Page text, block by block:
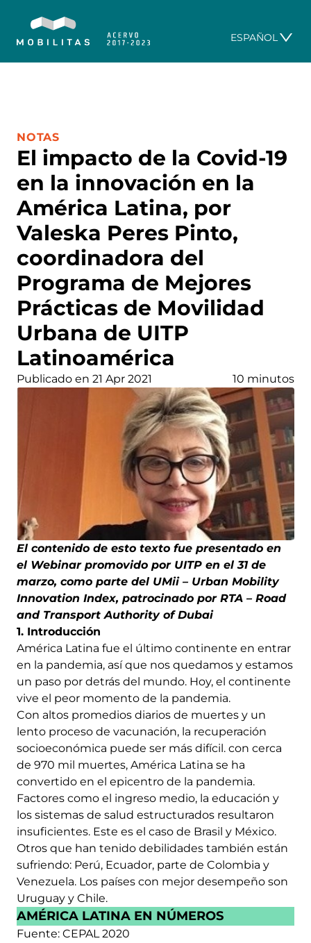
ESPAÑOL
El impacto de la Covid-19
en la innovación en la
América Latina, por
Valeska Peres Pinto,
coordinadora del
Programa de Mejores
Prácticas de Movilidad
Urbana de UITP
Latinoamérica
CATEGORÍA:
NOTAS
Publicado en 21 Apr 2021 10 minutos
El contenido de esto texto fue presentado en
el Webinar promovido por UITP en el 31 de
marzo, como parte del UMii – Urban Mobility
Innovation Index, patrocinado por RTA – Road
and Transport Authority of Dubai
1. Introducción
América Latina fue el último continente en entrar
en la pandemia, así que nos quedamos y estamos
un paso por detrás del mundo. Hoy, el continente
vive el peor momento de la pandemia.
Con altos promedios diarios de muertes y un
lento proceso de vacunación, la recuperación
socioeconómica puede ser más difícil. con cerca
de 970 mil muertes, América Latina se ha
convertido en el epicentro de la pandemia.
Factores como el ingreso medio, la educación y
los sistemas de salud estructurados resultaron
insuficientes. Este es el caso de Brasil y México.
Otros que han tenido debilidades también están
sufriendo: Perú, Ecuador, parte de Colombia y
Venezuela. Los países con mejor desempeño son
Uruguay y Chile.
AMÉRICA LATINA EN NÚMEROS
Fuente: CEPAL 2020